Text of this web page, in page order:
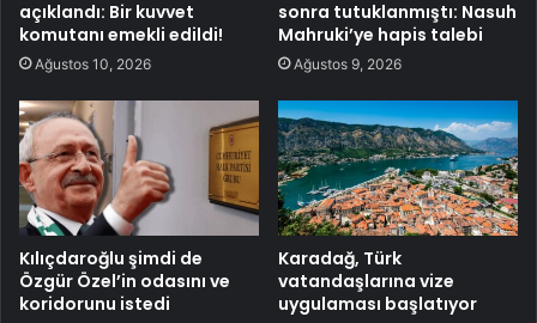
açıklandı: Bir kuvvet
komutanı emekli edildi!
Ağustos 10, 2026
sonra tutuklanmıştı: Nasuh
Mahruki’ye hapis talebi
Ağustos 9, 2026
Kılıçdaroğlu şimdi de
Özgür Özel’in odasını ve
koridorunu istedi
Karadağ, Türk
vatandaşlarına vize
uygulaması başlatıyor